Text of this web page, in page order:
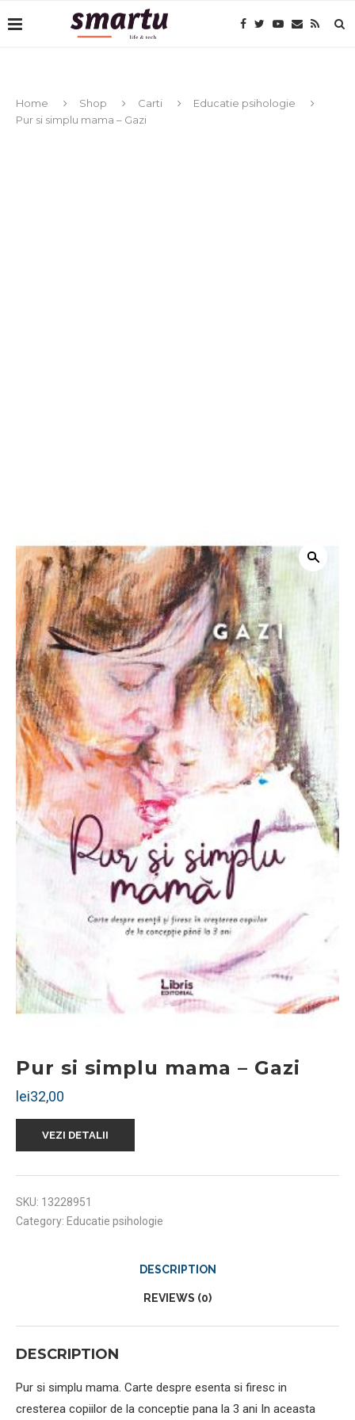
Home Shop Carti
Educatie psihologie
Pur si simplu mama – Gazi
Pur si simplu mama – Gazi
lei32,00
VEZI DETALII
SKU: 13228951
Category: Educatie psihologie
DESCRIPTION
REVIEWS (0)
DESCRIPTION
Pur si simplu mama. Carte despre esenta si firesc in
cresterea copiilor de la conceptie pana la 3 ani In aceasta